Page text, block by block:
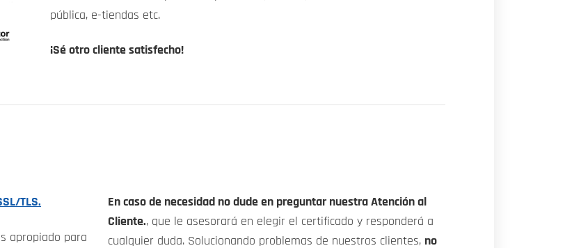
pública, e-tiendas etc.
¡Sé otro cliente satisfecho!
TLS.
apropiado para
En caso de necesidad no dude en preguntar nuestra Atención al
Cliente., que le asesorará en elegir el certificado y responderá a
cualquier duda. Solucionando problemas de nuestros clientes, no